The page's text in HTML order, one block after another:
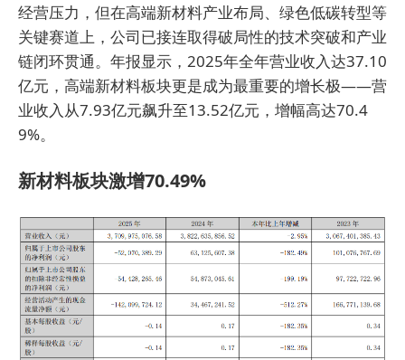
经营压力，但在高端新材料产业布局、绿色低碳转型等
关键赛道上，公司已接连取得破局性的技术突破和产业
链闭环贯通。年报显示，2025年全年营业收入达37.10
亿元，高端新材料板块更是成为最重要的增长极——营
业收入从7.93亿元飙升至13.52亿元，增幅高达70.4
9%。
新材料板块激增70.49%